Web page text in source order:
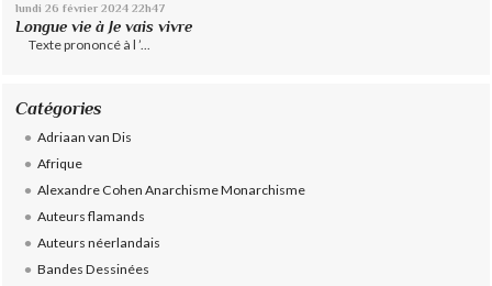
lundi 26 février 2024 22h47
Longue vie à Je vais vivre
Texte prononcé à l ’...
Catégories
Adriaan van Dis
Afrique
Alexandre Cohen Anarchisme Monarchisme
Auteurs flamands
Auteurs néerlandais
Bandes Dessinées